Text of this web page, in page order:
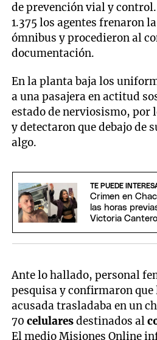
de prevención vial y
1.375 los agentes frenaron
ómnibus y procedieron al
documentación.
En la planta baja los
a una pasajera en actitud
estado de nerviosismo, por
y detectaron que debajo de
algo.
TE PUEDE
Crimen en
las horas
Victoria
Ante lo hallado, personal
pesquisa y confirmaron que
acusada trasladaba en un
70celularesdestinados al
El medio Misiones Online